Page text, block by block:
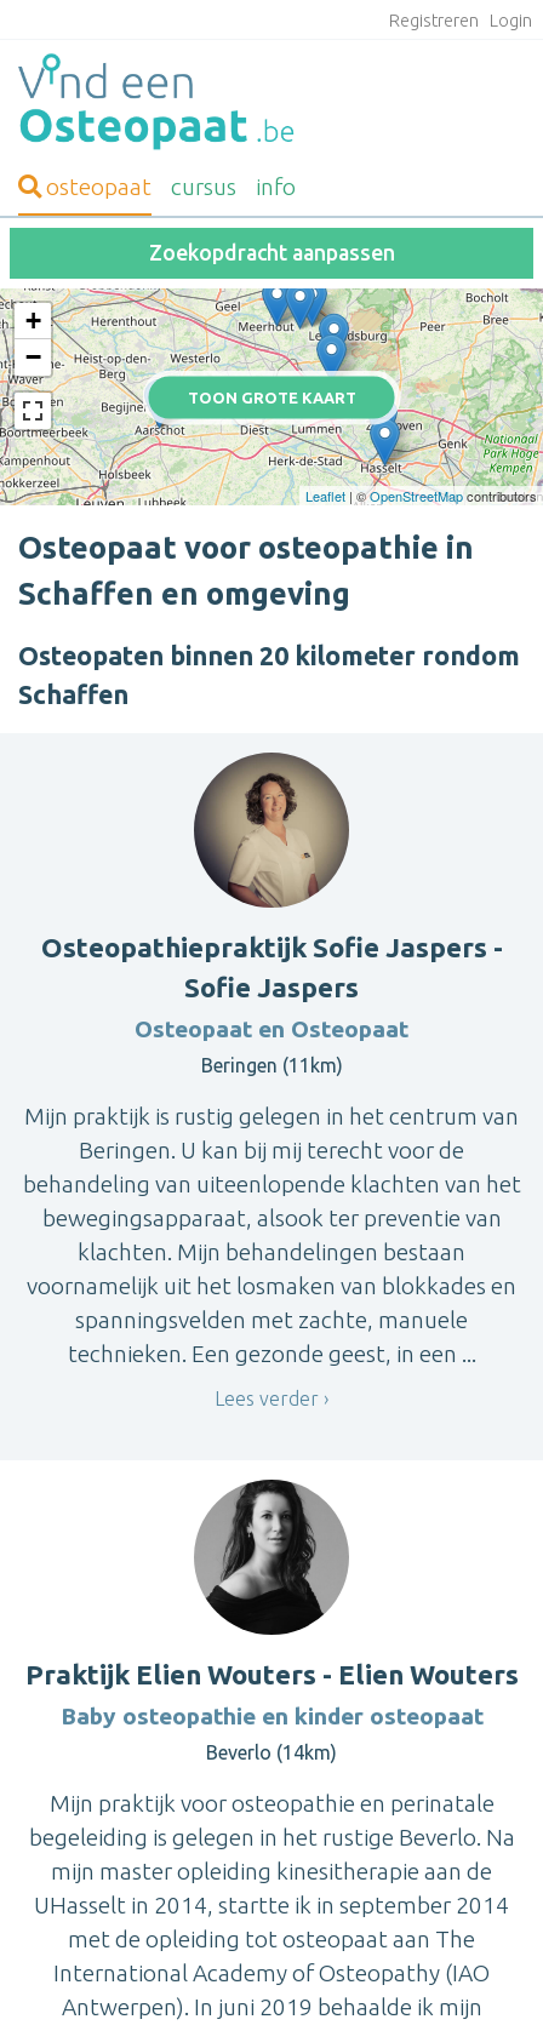
Registreren Login
osteopaat cursus info
Zoekopdracht aanpassen
TOON GROTE KAART
+
−
Leaflet | ©OpenStreetMapcontributors
Osteopaat voor osteopathie in
Schaffen en omgeving
Osteopaten binnen 20 kilometer rondom
Schaffen
Osteopathiepraktijk Sofie Jaspers -
Sofie Jaspers
Osteopaat en Osteopaat
Beringen (11km)
Mijn praktijk is rustig gelegen in het centrum van
Beringen. U kan bij mij terecht voor de
behandeling van uiteenlopende klachten van het
bewegingsapparaat, alsook ter preventie van
klachten. Mijn behandelingen bestaan
voornamelijk uit het losmaken van blokkades en
spanningsvelden met zachte, manuele
technieken. Een gezonde geest, in een ...
Lees verder
Praktijk Elien Wouters - Elien Wouters
Baby osteopathie en kinder osteopaat
Beverlo (14km)
Mijn praktijk voor osteopathie en perinatale
begeleiding is gelegen in het rustige Beverlo. Na
mijn master opleiding kinesitherapie aan de
UHasselt in 2014, startte ik in september 2014
met de opleiding tot osteopaat aan The
International Academy of Osteopathy (IAO
Antwerpen). In juni 2019 behaalde ik mijn